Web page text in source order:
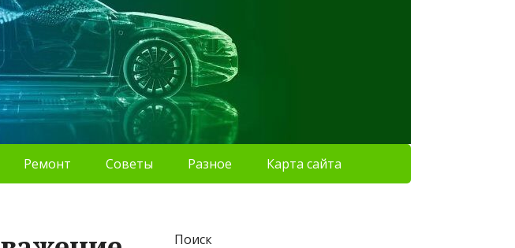
Ремонт Советы Разное Карта сайта
Поиск